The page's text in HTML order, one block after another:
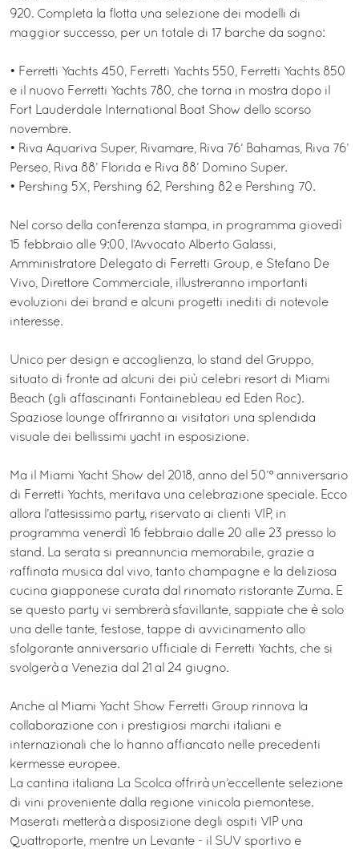
920. Completa la flotta una selezione dei modelli di
maggior successo, per un totale di 17 barche da sogno:
• Ferretti Yachts 450, Ferretti Yachts 550, Ferretti Yachts 850
e il nuovo Ferretti Yachts 780, che torna in mostra dopo il
Fort Lauderdale International Boat Show dello scorso
novembre.
• Riva Aquariva Super, Rivamare, Riva 76’ Bahamas, Riva 76’
Perseo, Riva 88’ Florida e Riva 88’ Domino Super.
• Pershing 5X, Pershing 62, Pershing 82 e Pershing 70.
Nel corso della conferenza stampa, in programma giovedì
15 febbraio alle 9:00, l’Avvocato Alberto Galassi,
Amministratore Delegato di Ferretti Group, e Stefano De
Vivo, Direttore Commerciale, illustreranno importanti
evoluzioni dei brand e alcuni progetti inediti di notevole
interesse.
Unico per design e accoglienza, lo stand del Gruppo,
situato di fronte ad alcuni dei più celebri resort di Miami
Beach (gli affascinanti Fontainebleau ed Eden Roc).
Spaziose lounge offriranno ai visitatori una splendida
visuale dei bellissimi yacht in esposizione.
Ma il Miami Yacht Show del 2018, anno del 50’° anniversario
di Ferretti Yachts, meritava una celebrazione speciale. Ecco
allora l’attesissimo party, riservato ai clienti VIP, in
programma venerdì 16 febbraio dalle 20 alle 23 presso lo
stand. La serata si preannuncia memorabile, grazie a
raffinata musica dal vivo, tanto champagne e la deliziosa
cucina giapponese curata dal rinomato ristorante Zuma. E
se questo party vi sembrerà sfavillante, sappiate che è solo
una delle tante, festose, tappe di avvicinamento allo
sfolgorante anniversario ufficiale di Ferretti Yachts, che si
svolgerà a Venezia dal 21 al 24 giugno.
Anche al Miami Yacht Show Ferretti Group rinnova la
collaborazione con i prestigiosi marchi italiani e
internazionali che lo hanno affiancato nelle precedenti
kermesse europee.
La cantina italiana La Scolca offrirà un’eccellente selezione
di vini proveniente dalla regione vinicola piemontese.
Maserati metterà a disposizione degli ospiti VIP una
Quattroporte, mentre un Levante - il SUV sportivo e